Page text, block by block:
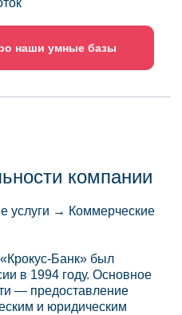
наши умные базы
компании
услуги → Коммерческие
Банк» был
в 1994 году. Основное
— предоставление
и юридическим